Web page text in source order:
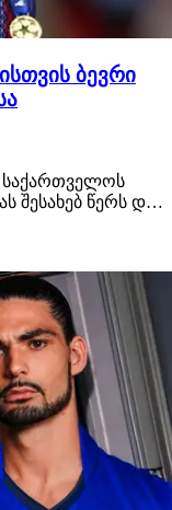
ბევრი
საქართველოს
შესახებ წერს და
აქვს ბევრი
მოიგოს.